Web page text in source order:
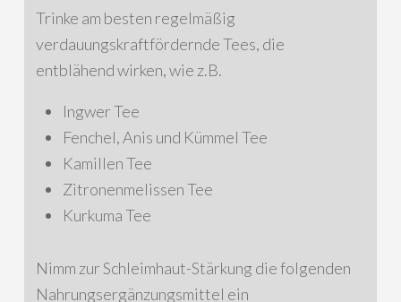
Trinke am besten regelmäßig
verdauungskraftfördernde Tees, die
entblähend wirken, wie z.B.
Ingwer Tee
Fenchel, Anis und Kümmel Tee
Kamillen Tee
Zitronenmelissen Tee
Kurkuma Tee
Nimm zur Schleimhaut-Stärkung die folgenden
Nahrungsergänzungsmittel ein